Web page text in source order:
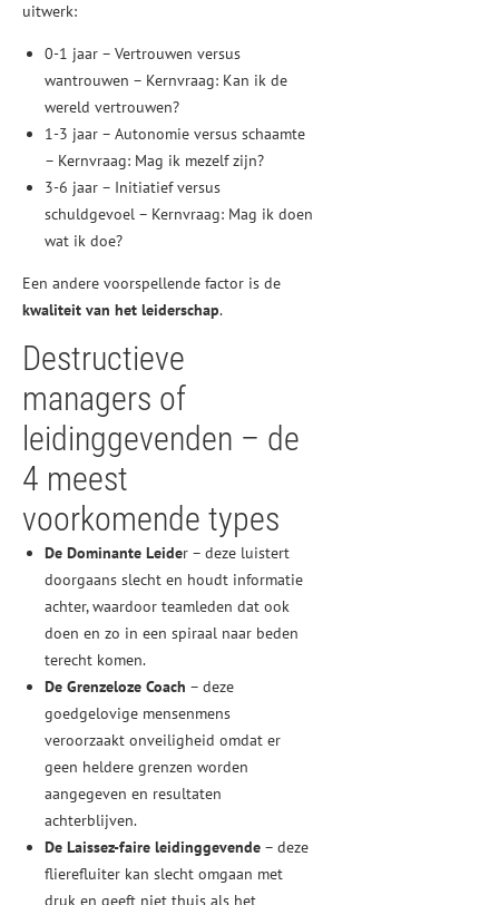
uitwerk:
0-1 jaar – Vertrouwen versus
wantrouwen – Kernvraag: Kan ik de
wereld vertrouwen?
1-3 jaar – Autonomie versus schaamte
– Kernvraag: Mag ik mezelf zijn?
3-6 jaar – Initiatief versus
schuldgevoel – Kernvraag: Mag ik doen
wat ik doe?
Een andere voorspellende factor is de
kwaliteit van het leiderschap.
Destructieve
managers of
leidinggevenden – de
4 meest
voorkomende types
De Dominante Leider – deze luistert
doorgaans slecht en houdt informatie
achter, waardoor teamleden dat ook
doen en zo in een spiraal naar beden
terecht komen.
De Grenzeloze Coach – deze
goedgelovige mensenmens
veroorzaakt onveiligheid omdat er
geen heldere grenzen worden
aangegeven en resultaten
achterblijven.
De Laissez-faire leidinggevende – deze
flierefluiter kan slecht omgaan met
druk en geeft niet thuis als het